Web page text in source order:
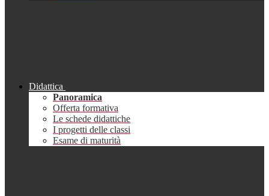
Didattica
Panoramica
Offerta formativa
Le schede didattiche
I progetti delle classi
Esame di maturità